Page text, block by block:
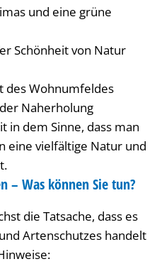
und eine grüne
Schönheit von Natur
des Wohnumfeldes
Naherholung
in dem Sinne, dass man
eine vielfältige Natur und
– Was können Sie tun?
die Tatsache, dass es
Artenschutzes handelt